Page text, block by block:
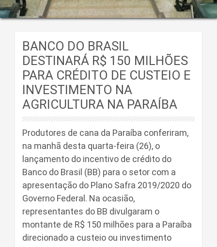
BANCO DO BRASIL
DESTINARÁ R$ 150 MILHÕES
PARA CRÉDITO DE CUSTEIO E
INVESTIMENTO NA
AGRICULTURA NA PARAÍBA
Produtores de cana da Paraíba conferiram,
na manhã desta quarta-feira (26), o
lançamento do incentivo de crédito do
Banco do Brasil (BB) para o setor com a
apresentação do Plano Safra 2019/2020 do
Governo Federal. Na ocasião,
representantes do BB divulgaram o
montante de R$ 150 milhões para a Paraíba
direcionado a custeio ou investimento